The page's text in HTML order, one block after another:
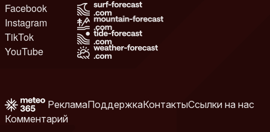
Facebook
Instagram
TikTok
YouTube
РекламаПоддержкаКонтактыСсылки на нас
Комментарий